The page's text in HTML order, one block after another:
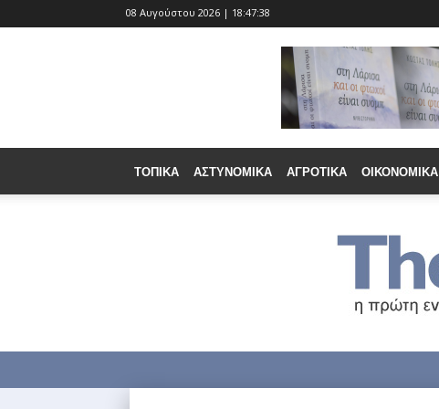
08 Αυγούστου 2026 | 18:47:39
ΤΟΠΙΚΆ ΑΣΤΥΝΟΜΙΚΆ ΑΓΡΟΤΙΚΆ ΟΙΚΟΝΟΜΙΚΆ